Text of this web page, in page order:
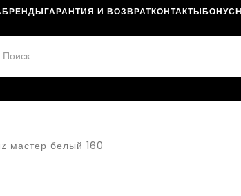
БРЕНДЫ ГАРАНТИЯ И ВОЗВРАТКОНТАКТЫ